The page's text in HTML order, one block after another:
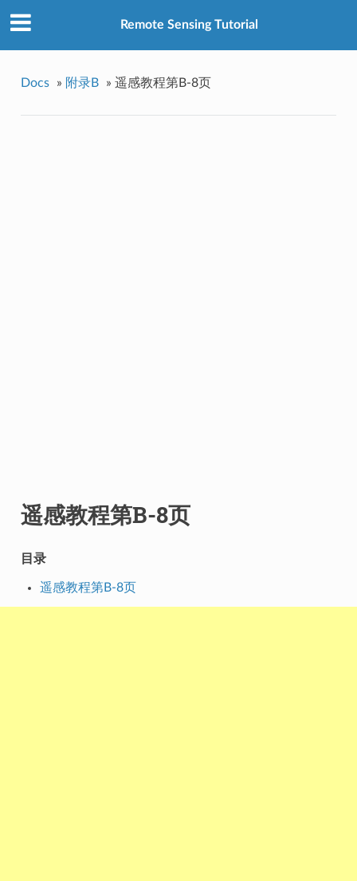
Remote Sensing Tutorial
Docs » 附录B » 遥感教程第B-8页
遥感教程第B-8页
目录
遥感教程第B-8页